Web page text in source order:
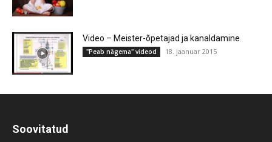
Video – Meister-õpetajad ja kanaldamine
"Peab nägema" videod 18. jaanuar 2015
Soovitatud